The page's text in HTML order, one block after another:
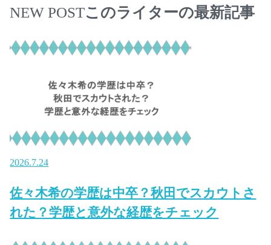
NEW POSTこのライターの最新記事
2026.7.24
佐々木希の学歴は中卒？秋田でスカウトさ
れた？学歴と意外な経歴をチェック